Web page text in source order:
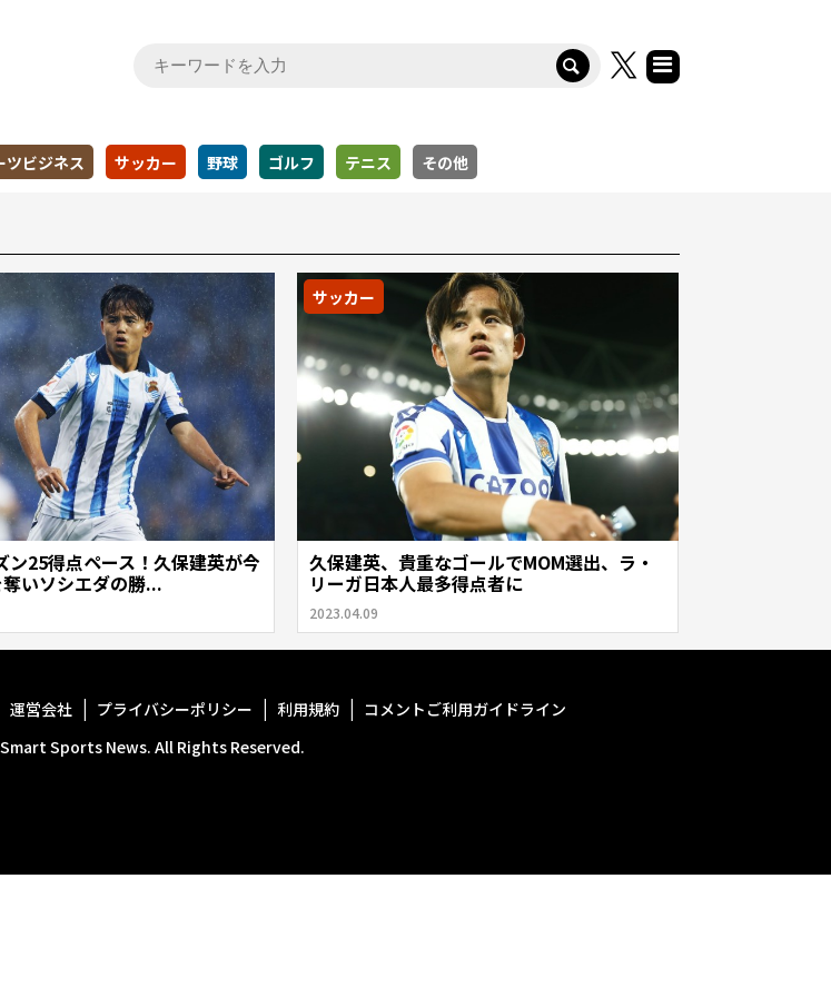
ツビジネス サッカー 野球 ゴルフ テニス その他
ン25得点ペース！久保建英が今
いソシエダの勝...
サッカー
久保建英、貴重なゴールでMOM選出、ラ・
リーガ日本人最多得点者に
2023.04.09
運営会社 プライバシーポリシー 利用規約
コメントご利用ガイドライン
Sports News. All Rights Reserved.